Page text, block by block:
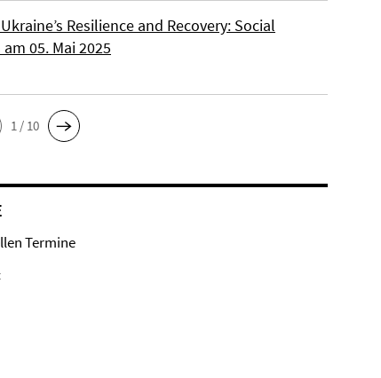
Resilience and Recovery: Social
05. Mai 2025
1 / 10
Termine